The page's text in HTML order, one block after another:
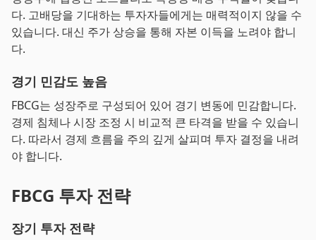
다. 고배당을 기대하는 투자자들에게는 매력적이지 않을 수
있습니다. 대신 주가 상승을 통해 자본 이득을 노려야 합니
다.
경기 민감도 높음
FBCG는 성장주로 구성되어 있어 경기 변동에 민감합니다.
경제 침체나 시장 조정 시 비교적 큰 타격을 받을 수 있습니
다. 따라서 경제 흐름을 주의 깊게 살피며 투자 결정을 내려
야 합니다.
FBCG 투자 전략
장기 투자 전략